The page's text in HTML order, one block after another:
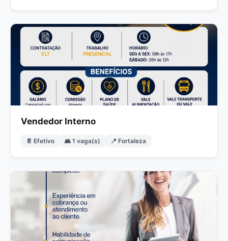
Vendedor Interno
📄 Efetivo 👥 1 vaga(s) 📍 Fortaleza